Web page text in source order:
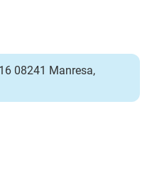
08241 Manresa,